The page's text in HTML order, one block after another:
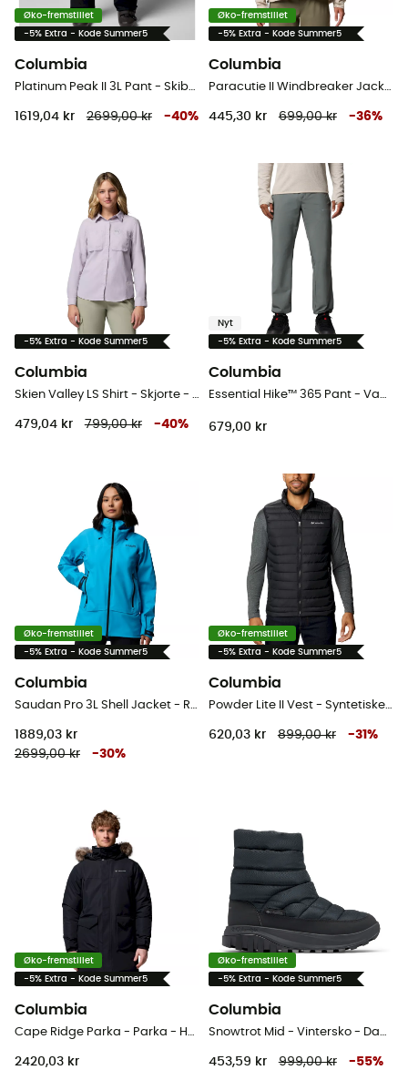
Øko-fremstillet
-5% Extra - Kode Summer5
Columbia
Platinum Peak II 3L Pant - Skibukser - Herrer
1619,04 kr 2699,00 kr -40%
Øko-fremstillet
-5% Extra - Kode Summer5
Columbia
Paracutie II Windbreaker Jacket - Vindejakke - Damer
445,30 kr 699,00 kr -36%
-5% Extra - Kode Summer5
Columbia
Skien Valley LS Shirt - Skjorte - Damer
479,04 kr 799,00 kr -40%
Nyt
-5% Extra - Kode Summer5
Columbia
Essential Hike™ 365 Pant - Vandrebukser - Herrer
679,00 kr
Øko-fremstillet
-5% Extra - Kode Summer5
Columbia
Saudan Pro 3L Shell Jacket - Regnjakke - Damer
1889,03 kr
2699,00 kr
-30%
Øko-fremstillet
-5% Extra - Kode Summer5
Columbia
Powder Lite II Vest - Syntetiske veste - Herrer
620,03 kr 899,00 kr -31 %
Øko-fremstillet
-5% Extra - Kode Summer5
Columbia
Cape Ridge Parka - Parka - Herrer
2420,03 kr
Øko-fremstillet
-5% Extra - Kode Summer5
Columbia
Snowtrot Mid - Vintersko - Damer
453,59 kr 999,00 kr -55%